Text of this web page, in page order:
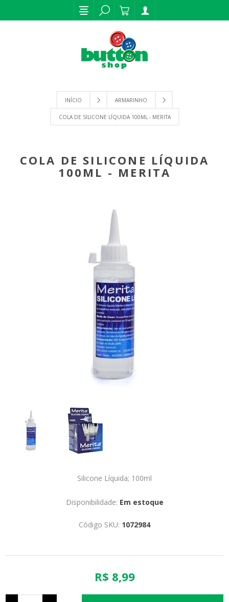
INÍCIO ARMARINHO
COLA DE SILICONE LÍQUIDA 100ML - MERITA
COLA DE SILICONE LÍQUIDA
100ML - MERITA
Silicone Líquida; 100ml
Disponibilidade: Em estoque
Código SKU: 1072984
R$ 8,99